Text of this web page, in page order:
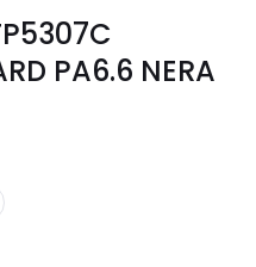
PA6.6 NERA